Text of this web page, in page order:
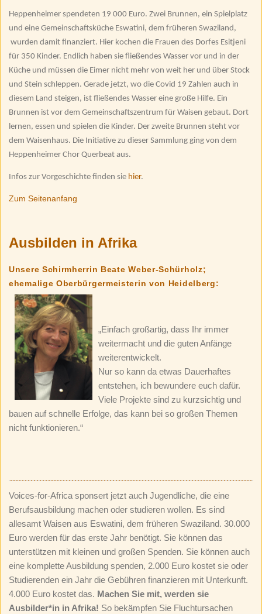
Heppenheimer spendeten 19 000 Euro. Zwei Brunnen, ein Spielplatz
und eine Gemeinschaftsküche Eswatini, dem früheren Swaziland,
wurden damit finanziert. Hier kochen die Frauen des Dorfes Esitjeni
für 350 Kinder. Endlich haben sie fließendes Wasser vor und in der
Küche und müssen die Eimer nicht mehr von weit her und über Stock
und Stein schleppen. Gerade jetzt, wo die Covid 19 Zahlen auch in
diesem Land steigen, ist fließendes Wasser eine große Hilfe. Ein
Brunnen ist vor dem Gemeinschaftszentrum für Waisen gebaut. Dort
lernen, essen und spielen die Kinder. Der zweite Brunnen steht vor
dem Waisenhaus. Die Initiative zu dieser Sammlung ging von dem
Heppenheimer Chor Querbeat aus.
Infos zur Vorgeschichte finden sie hier.
Zum Seitenanfang
Ausbilden in Afrika
Unsere Schirmherrin Beate Weber-Schürholz;
ehemalige Oberbürgermeisterin von Heidelberg:
„Einfach großartig, dass Ihr immer
weitermacht und die guten Anfänge
weiterentwickelt.
Nur so kann da etwas Dauerhaftes
entstehen, ich bewundere euch dafür.
Viele Projekte sind zu kurzsichtig und
bauen auf schnelle Erfolge, das kann bei so großen Themen
nicht funktionieren.“
Voices-for-Africa sponsert jetzt auch Jugendliche, die eine
Berufsausbildung machen oder studieren wollen. Es sind
allesamt Waisen aus Eswatini, dem früheren Swaziland. 30.000
Euro werden für das erste Jahr benötigt. Sie können das
unterstützen mit kleinen und großen Spenden. Sie können auch
eine komplette Ausbildung spenden, 2.000 Euro kostet sie oder
Studierenden ein Jahr die Gebühren finanzieren mit Unterkunft.
4.000 Euro kostet das. Machen Sie mit, werden sie
Ausbilder*in in Afrika! So bekämpfen Sie Fluchtursachen